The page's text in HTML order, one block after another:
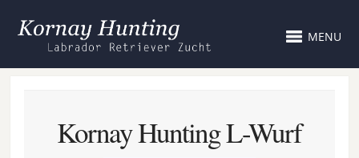
MENU
Kornay Hunting L-Wurf